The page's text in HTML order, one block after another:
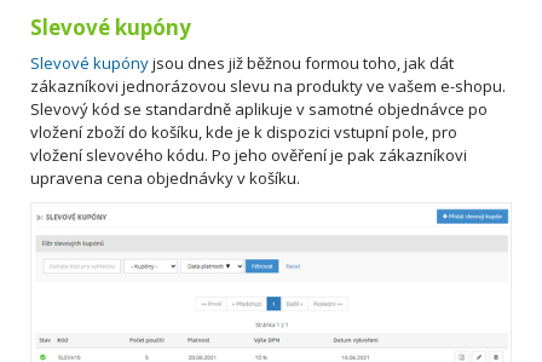
Slevové kupóny
Slevové kupónyjsou dnes již běžnou formou toho, jak dát
zákazníkovi jednorázovou slevu na produkty ve vašem e-shopu.
Slevový kód se standardně aplikuje v samotné objednávce po
vložení zboží do košíku, kde je k dispozici vstupní pole, pro
vložení slevového kódu. Po jeho ověření je pak zákazníkovi
upravena cena objednávky v košíku.